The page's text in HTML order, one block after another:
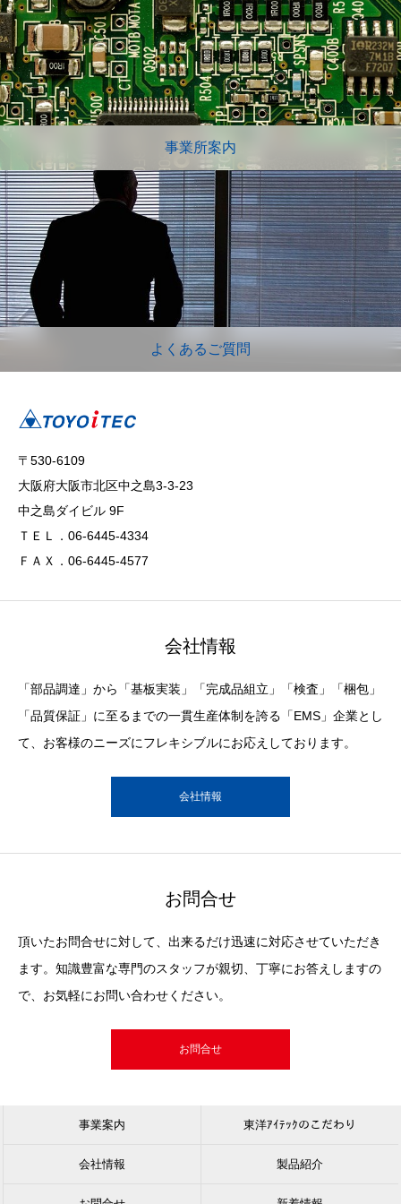
事業所案内
よくあるご質問
〒530-6109
大阪府大阪市北区中之島3-3-23
中之島ダイビル 9F
ＴＥＬ．06-6445-4334
ＦＡＸ．06-6445-4577
会社情報
「部品調達」から「基板実装」「完成品組立」「検査」「梱包」
「品質保証」に至るまでの一貫生産体制を誇る「EMS」企業とし
て、お客様のニーズにフレキシブルにお応えしております。
会社情報
お問合せ
頂いたお問合せに対して、出来るだけ迅速に対応させていただき
ます。知識豊富な専門のスタッフが親切、丁寧にお答えしますの
で、お気軽にお問い合わせください。
お問合せ
事業案内 東洋ｱｲﾃｯｸのこだわり
会社情報 製品紹介